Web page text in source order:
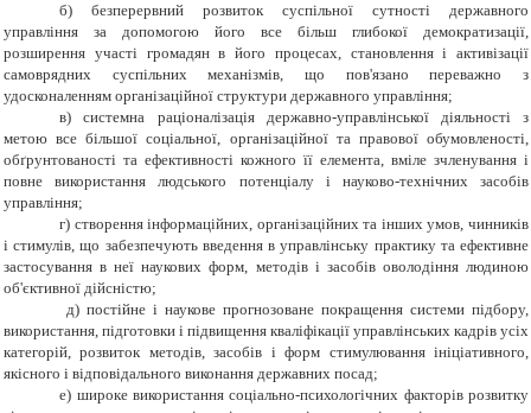
б) безперервний розвиток суспільної сутності державного
управління за допомогою його все більш глибокої демократизації,
розширення участі громадян в його процесах, становлення і активізації
самоврядних суспільних механізмів, що пов'язано переважно з
удосконаленням організаційної структури державного управління;
в) системна раціоналізація державно-управлінської діяльності з
метою все більшої соціальної, організаційної та правової обумовленості,
обґрунтованості та ефективності кожного її елемента, вміле зчленування і
повне використання людського потенціалу і науково-технічних засобів
управління;
г) створення інформаційних, організаційних та інших умов, чинників
і стимулів, що забезпечують введення в управлінську практику та ефективне
застосування в неї наукових форм, методів і засобів оволодіння людиною
об'єктивної дійсністю;
д) постійне і наукове прогнозоване покращення системи підбору,
використання, підготовки і підвищення кваліфікації управлінських кадрів усіх
категорій, розвиток методів, засобів і форм стимулювання ініціативного,
якісного і відповідального виконання державних посад;
е) широке використання соціально-психологічних факторів розвитку